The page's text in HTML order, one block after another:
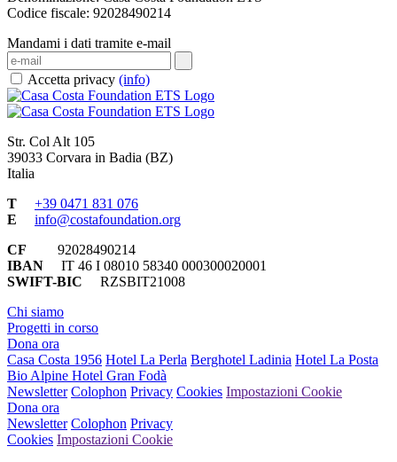
Codice fiscale: 92028490214
Mandami i dati tramite e-mail
Accetta privacy (info)
Str. Col Alt 105
39033 Corvara in Badia (BZ)
Italia
T
+39 0471 831 076
E
info@costafoundation.org
CF
92028490214
IBAN IT 46 I 08010 58340 000300020001
SWIFT-BIC RZSBIT21008
Chi siamo
Progetti in corso
Dona ora
Casa Costa 1956 Hotel La Perla Berghotel Ladinia Hotel La Posta
Bio Alpine Hotel Gran Fodà
Newsletter Colophon Privacy Cookies Impostazioni Cookie
Dona ora
Newsletter Colophon Privacy
Cookies Impostazioni Cookie